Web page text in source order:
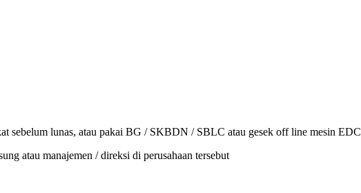
sebelum lunas, atau pakai BG / SKBDN / SBLC atau gesek off line mesin EDC
atau manajemen / direksi di perusahaan tersebut